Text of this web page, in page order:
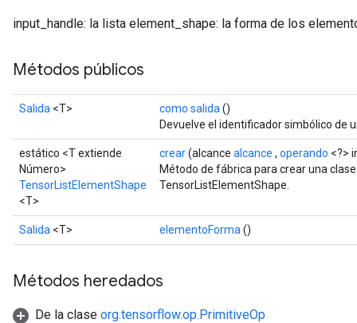
input_handle: la lista element_shape: la forma de los
Métodos públicos
Salida <T> como salida ()
Devuelve el identificador simbólico de
estático <T extiende
Número>
TensorListElementShape
<T>
crear(alcance alcance , operando <?>
Método de fábrica para crear una
TensorListElementShape.
Salida <T> elementoForma ()
Métodos heredados
De la clase org.tensorflow.op.PrimitiveOp